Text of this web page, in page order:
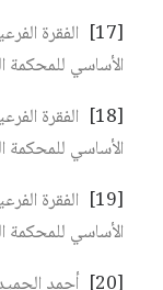
[17]
الأساسي للمحكمة
[18]
الأساسي للمحكمة
[19]
الأساسي للمحكمة